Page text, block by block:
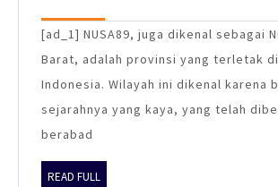
[ad_1] NUSA89, juga dikenal sebagai
Barat, adalah provinsi yang terletak
Indonesia. Wilayah ini dikenal karena
sejarahnya yang kaya, yang telah
berabad
READ FULL